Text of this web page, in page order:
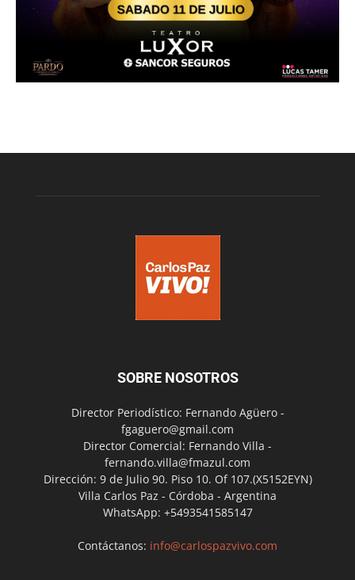
SOBRE NOSOTROS
Director Periodístico: Fernando Agüero -
fgaguero@gmail.com
Director Comercial: Fernando Villa -
fernando.villa@fmazul.com
Dirección: 9 de Julio 90. Piso 10. Of 107.(X5152EYN)
Villa Carlos Paz - Córdoba - Argentina
WhatsApp: +5493541585147
Contáctanos: info@carlospazvivo.com